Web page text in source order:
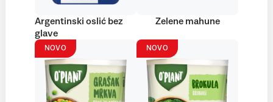
Argentinski oslić bez
glave
Zelene mahune
NOVO NOVO